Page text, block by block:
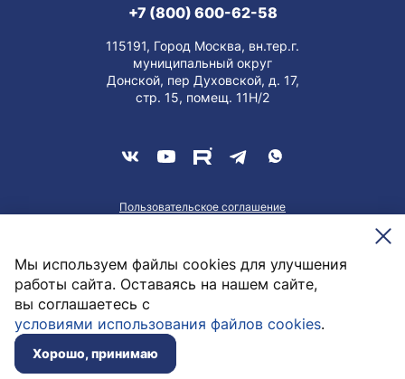
16 268,16 Заказать
Нет в наличии
Мы используем файлы cookies для улучшения
работы сайта. Оставаясь на нашем сайте,
вы соглашаетесь с
условиями использования файлов cookies.
Хорошо, принимаю
+7 (800) 600-62-58
115191, Город Москва, вн.тер.г.
муниципальный округ
Донской, пер Духовской, д. 17,
стр. 15, помещ. 11Н/2
Пользовательское соглашение
Meesenburg @2026